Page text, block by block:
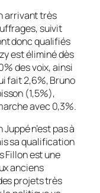
arrivant très
suivit
donc qualifiés
est éliminé dès
des voix, ainsi
fait 2,6%, Bruno
(1,5%),
avec 0,3%.
n’est pas à
sa qualification
Fillon est une
anciens
projets très